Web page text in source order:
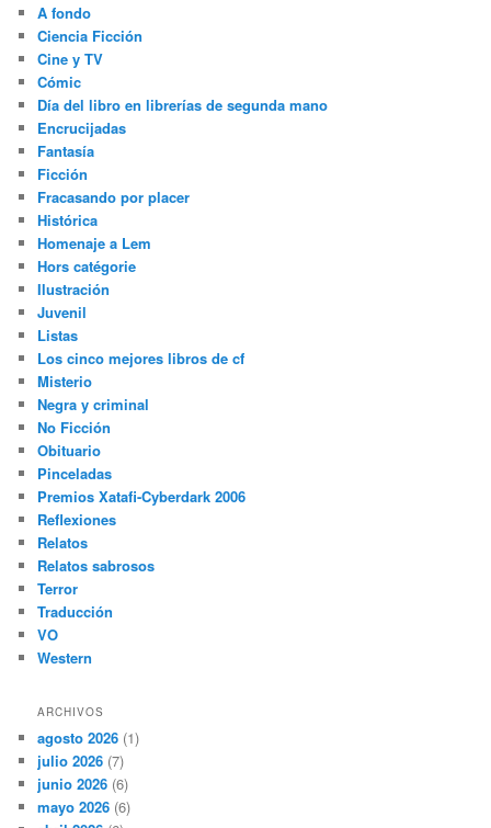
A fondo
Ciencia Ficción
Cine y TV
Cómic
Día del libro en librerías de segunda mano
Encrucijadas
Fantasía
Ficción
Fracasando por placer
Histórica
Homenaje a Lem
Hors catégorie
Ilustración
Juvenil
Listas
Los cinco mejores libros de cf
Misterio
Negra y criminal
No Ficción
Obituario
Pinceladas
Premios Xatafi-Cyberdark 2006
Reflexiones
Relatos
Relatos sabrosos
Terror
Traducción
VO
Western
ARCHIVOS
agosto 2026 (1)
julio 2026 (7)
junio 2026 (6)
mayo 2026 (6)